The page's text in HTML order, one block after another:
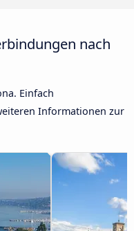
nach
Einfach
Informationen zur